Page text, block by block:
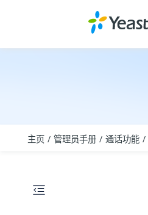
主页 管理员手册 通话功能